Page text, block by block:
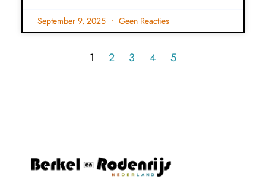
September 9, 2025 Geen Reacties
1 2 3 4 5